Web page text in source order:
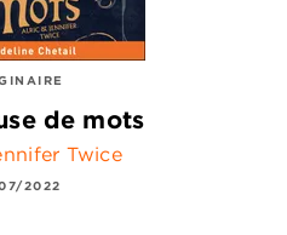
de mots
Twice
2022